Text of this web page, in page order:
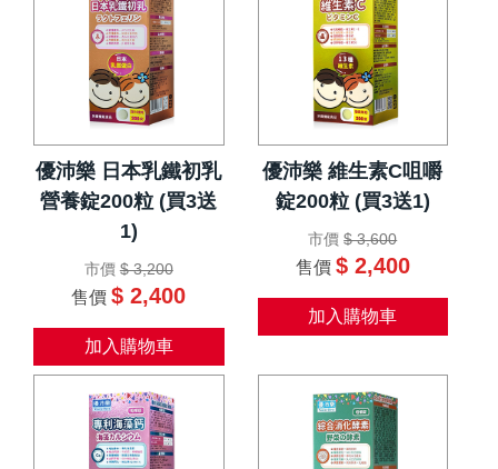
優沛樂 日本乳鐵初乳
營養錠200粒 (買3送
1)
市價 $ 3,200
售價 $ 2,400
加入購物車
優沛樂 維生素C咀嚼
錠200粒 (買3送1)
市價 $ 3,600
售價 $ 2,400
加入購物車